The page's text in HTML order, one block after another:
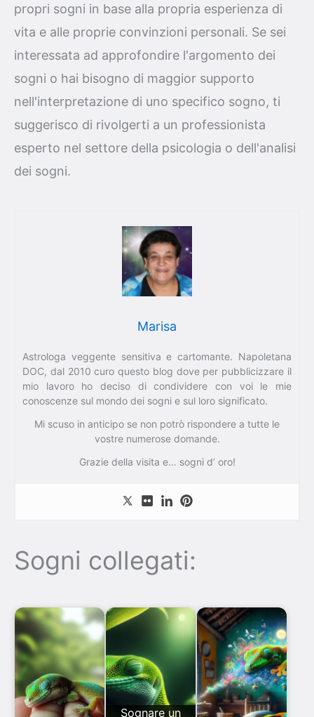
propri sogni in base alla propria esperienza di
vita e alle proprie convinzioni personali. Se sei
interessata ad approfondire l'argomento dei
sogni o hai bisogno di maggior supporto
nell'interpretazione di uno specifico sogno, ti
suggerisco di rivolgerti a un professionista
esperto nel settore della psicologia o dell'analisi
dei sogni.
Marisa
Astrologa veggente sensitiva e cartomante. Napoletana
DOC, dal 2010 curo questo blog dove per pubblicizzare il
mio lavoro ho deciso di condividere con voi le mie
conoscenze sul mondo dei sogni e sul loro significato.
Mi scuso in anticipo se non potrò rispondere a tutte le
vostre numerose domande.
Grazie della visita e… sogni d’ oro!
Sogni collegati:
Sognare un